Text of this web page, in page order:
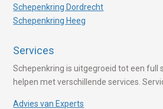
Schepenkring Dordrecht
Schepenkring Heeg
Services
Schepenkring is uitgegroeid tot een full
helpen met verschillende services.
Advies van Experts